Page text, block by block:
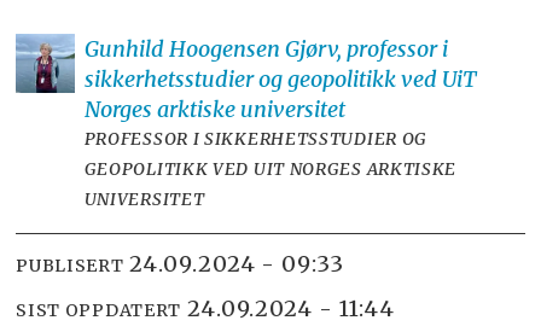
Gunhild Hoogensen Gjørv, professor i
sikkerhetsstudier oggeopolitikk ved UiT
Norges arktiske universitet
PROFESSOR I SIKKERHETSSTUDIER OG
GEOPOLITIKK VED UIT NORGES ARKTISKE
UNIVERSITET
PUBLISERT 24.09.2024 - 09:33
SIST OPPDATERT 24.09.2024 - 11:44